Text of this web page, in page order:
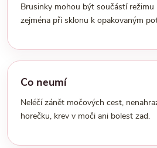
Brusinky mohou být součástí režimu
zejména při sklonu k opakovaným
Co neumí
Neléčí zánět močových cest,
horečku, krev v moči ani bolest zad.